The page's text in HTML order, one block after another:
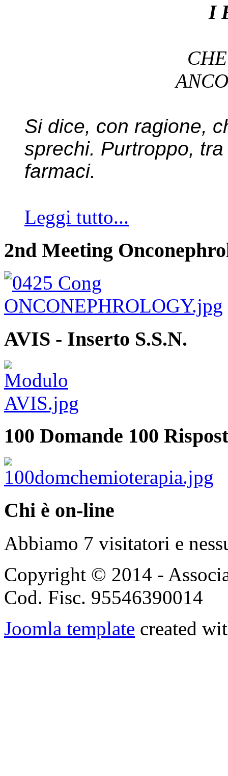
I
Si dice, con ragione,
sprechi. Purtroppo,
farmaci.
Leggi tutto...
2nd Meeting
AVIS - Inserto S.S.N.
100 Domande 100
Chi è on-line
Abbiamo 7 visitatori e
Copyright © 2014 -
Cod. Fisc. 95546390014
Joomla template created